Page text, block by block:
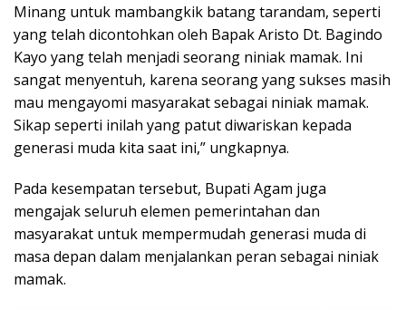
Minang untuk mambangkik batang tarandam, seperti
yang telah dicontohkan oleh Bapak Aristo Dt. Bagindo
Kayo yang telah menjadi seorang niniak mamak. Ini
sangat menyentuh, karena seorang yang sukses masih
mau mengayomi masyarakat sebagai niniak mamak.
Sikap seperti inilah yang patut diwariskan kepada
generasi muda kita saat ini,” ungkapnya.
Pada kesempatan tersebut, Bupati Agam juga
mengajak seluruh elemen pemerintahan dan
masyarakat untuk mempermudah generasi muda di
masa depan dalam menjalankan peran sebagai niniak
mamak.